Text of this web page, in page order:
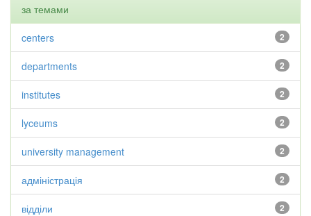
за темами
2
centers
2
departments
2
institutes
2
lyceums
2
university management
2
адміністрація
2
відділи